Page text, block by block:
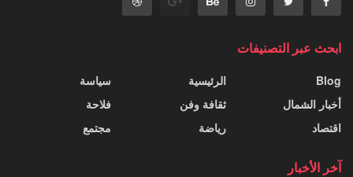
ابحث عبر التصنيفات
Blog
أخبار الشمال
اقتصاد
الرئيسية
ثقافة وفن
رياضة
سياسة
فلاحة
مجتمع
آخر الأخبار